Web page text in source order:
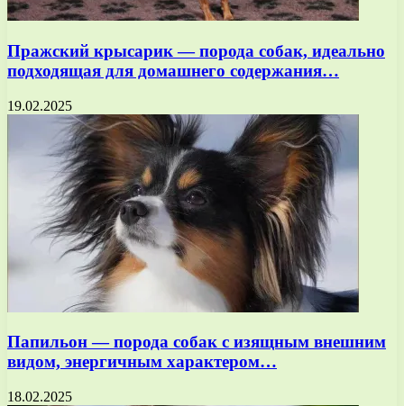
Пражский крысарик — порода собак, идеально
подходящая для домашнего содержания…
19.02.2025
Папильон — порода собак с изящным внешним
видом, энергичным характером…
18.02.2025